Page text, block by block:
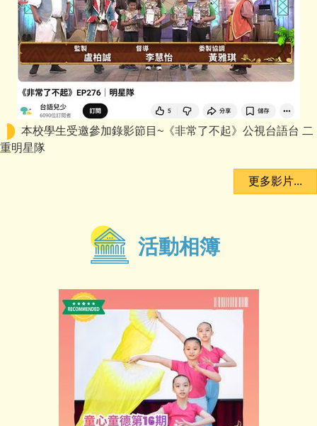
本校學生受邀參加錄影節目~《非常了不起》公視台語台 二
重明星隊
更多影片...
活動相簿